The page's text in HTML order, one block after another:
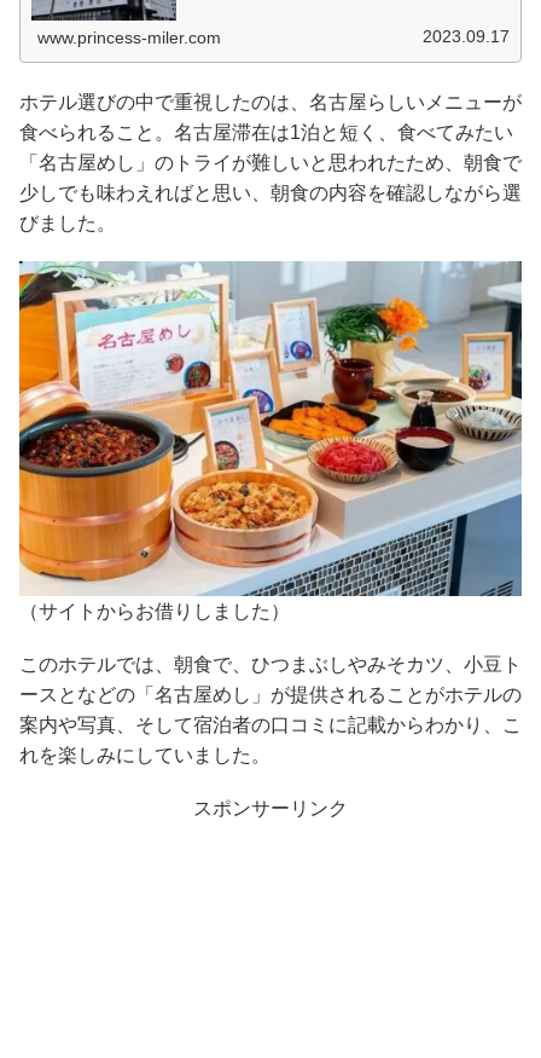
www.princess-miler.com 2023.09.17
ホテル選びの中で重視したのは、名古屋らしいメニューが
食べられること。名古屋滞在は1泊と短く、食べてみたい
「名古屋めし」のトライが難しいと思われたため、朝食で
少しでも味わえればと思い、朝食の内容を確認しながら選
びました。
（サイトからお借りしました）
このホテルでは、朝食で、ひつまぶしやみそカツ、小豆ト
ースとなどの「名古屋めし」が提供されることがホテルの
案内や写真、そして宿泊者の口コミに記載からわかり、こ
れを楽しみにしていました。
スポンサーリンク